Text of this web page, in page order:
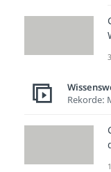
Rekorde: